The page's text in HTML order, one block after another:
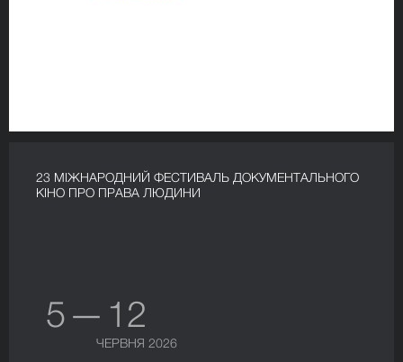
23 МІЖНАРОДНИЙ ФЕСТИВАЛЬ ДОКУМЕНТАЛЬНОГО
КІНО ПРО ПРАВА ЛЮДИНИ
5 — 12
ЧЕРВНЯ 2026